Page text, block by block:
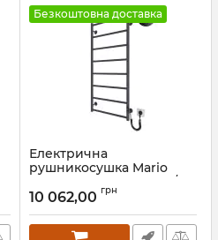
Безкоштовна доставка
Електрична
рушникосушка Mario
Класік F НР-I 1090х530/75
TR K графіт
Артикул:2.3.0705.10.Р-GR
10 062,00 грн